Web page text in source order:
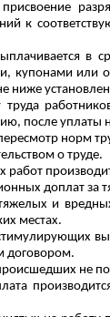
к
в
купонами или
ниже
труда
после уплаты
норм
о труде.
работ
доплат за
и
местах.
договором.
не